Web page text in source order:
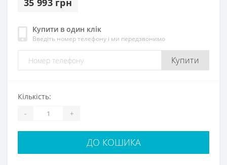
35 993 грн
Купити в один клік
Введіть номер телефону і ми передзвонимо
Купити
Кількість:
- +
ДО КОШИКА